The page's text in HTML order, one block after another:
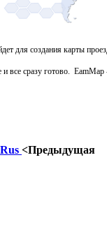
для создания карты
и все сразу готово.
<Предыдущая